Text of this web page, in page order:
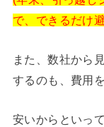
で、できるだけ
また、数社から
するのも、費用
安いからといっ